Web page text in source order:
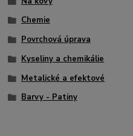
Chemie
Povrchová úprava
Kyseliny a chemikálie
Metalické a efektové
Barvy - Patiny